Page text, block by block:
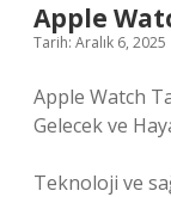
Apple
Tarih: Aralık 6, 2025
Apple Watch
Gelecek ve
Teknoloji ve